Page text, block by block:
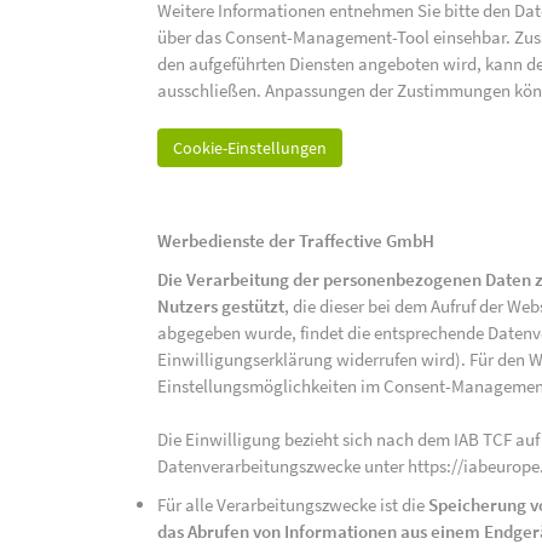
Weitere Informationen entnehmen Sie bitte den
über das Consent-Management-Tool einsehbar.
den aufgeführten Diensten angeboten wird, kann
ausschließen. Anpassungen der Zustimmungen
Cookie-Einstellungen
Werbedienste der Traffective GmbH
Die Verarbeitung der personenbezogenen
Nutzers gestützt, die dieser bei dem Aufruf der
abgegeben wurde, findet die entsprechende
Einwilligungserklärung widerrufen wird). Für den
Einstellungsmöglichkeiten im Consent-
Die Einwilligung bezieht sich nach dem IAB TCF
Datenverarbeitungszwecke unter https://
Für alle Verarbeitungszwecke ist die Speicherung
das Abrufen von Informationen aus einem